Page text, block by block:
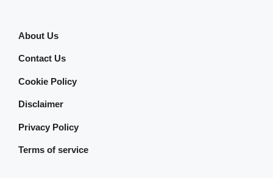
About Us
Contact Us
Cookie Policy
Disclaimer
Privacy Policy
Terms of service